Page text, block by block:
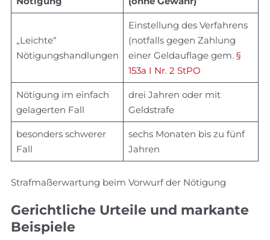
„Leichte“
Nötigungshandlungen
Einstellung des Verfahrens
(notfalls gegen Zahlung
einer Geldauflage gem. §
153a I Nr. 2 StPO
Nötigung im einfach
gelagerten Fall
drei Jahren oder mit
Geldstrafe
besonders schwerer
Fall
sechs Monaten bis zu fünf
Jahren
Strafmaßerwartung beim Vorwurf der Nötigung
Gerichtliche Urteile und markante
Beispiele